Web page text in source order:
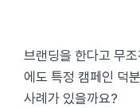
브랜딩을 한다고 무
에도 특정 캠페인 덕
사례가 있을까요?